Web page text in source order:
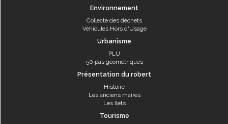
Environnement
Collecte des déchets
Véhicules Hors d'Usage
Urbanisme
PLU
50 pas géométriques
Présentation du robert
Histoire
Les anciens maires
Les îlets
Tourisme